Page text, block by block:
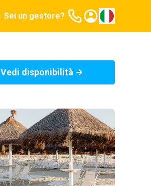
Sei un gestore?
Vedi disponibilità